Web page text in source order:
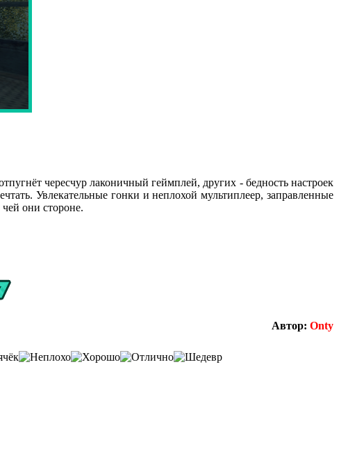
чересчур лаконичный геймплей, других - бедность настроек
Увлекательные гонки и неплохой мультиплеер, заправленные
они стороне.
Автор: Onty